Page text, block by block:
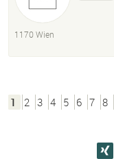
1170 Wien
1 2 3 4 5 6 7 8